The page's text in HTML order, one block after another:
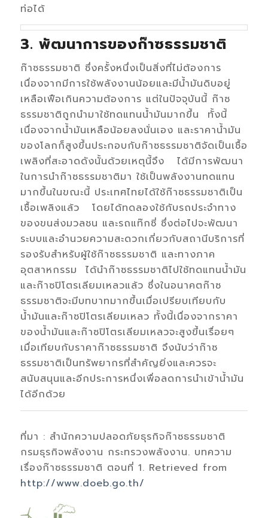
ท่อได้
3. พัฒนาการของก๊าซธรรมชาติ
ก๊าซธรรมชาติ ซึ่งครั้งหนึ่งเป็นสิ่งที่ไม่ต้องการ
เนื่องจากมีการใช้พลังงานน้อยและมีน้ำมันดิบอยู่
เหลือเฟือเกินความต้องการ แต่ในปัจจุบันนี้ ก๊าซ
ธรรมชาติถูกนำมาใช้ทดแทนน้ำมันมากขึ้น ทั้งนี้
เนื่องจากน้ำมันเหลือน้อยลงนั่นเอง และราคาน้ำมัน
ของโลกก็สูงขึ้นประกอบกับก๊าซธรรมชาติจัดเป็นเชื้อ
เพลิงที่สะอาดดังนั้นด้วยเหตุนี้จึง ได้มีการพัฒนา
ในการนำก๊าซธรรมชาติมา ใช้เป็นพลังงานทดแทน
มากขึ้นในขณะนี้ ประเทศไทยได้ใช้ก๊าซธรรมชาติเป็น
เชื้อเพลิงแล้ว โดยได้ทดลองใช้กับรถประจำทาง
ของขนส่งมวลชน และรถแท๊กซี่ ซึ่งต่อไปจะพัฒนา
ระบบและอำนวยความสะดวกเกี่ยวกับสถานีบริการที่
รองรับสำหรับผู้ใช้ก๊าซธรรมชาติ และทางภาค
อุตสาหกรรม ได้นำก๊าซธรรมชาติไปใช้ทดแทนน้ำมัน
และก๊าซปิโตรเลียมเหลวแล้ว ซึ่งในอนาคตก๊าซ
ธรรมชาติจะมีบทบาทมากขึ้นเมื่อเปรียบเทียบกับ
น้ำมันและก๊าซปิโตรเลียมเหลว ทั้งนี้เนื่องจากราคา
ของน้ำมันและก๊าซปิโตรเลียมเหลวจะสูงขึ้นเรื่อยๆ
เมื่อเทียบกับราคาก๊าซธรรมชาติ จึงนับว่าก๊าซ
ธรรมชาติเป็นทรัพยากรที่สำคัญยิ่งและควรจะ
สนับสนุนและอีกประการหนึ่งเพื่อลดการนำเข้าน้ำมัน
ได้อีกด้วย
ที่มา : สำนักความปลอดภัยธุรกิจก๊าซธรรมชาติ
กรมธุรกิจพลังงาน กระทรวงพลังงาน. บทความ
เรื่องก๊าซธรรมชาติ ตอนที่ 1. Retrieved from
http://www.doeb.go.th/